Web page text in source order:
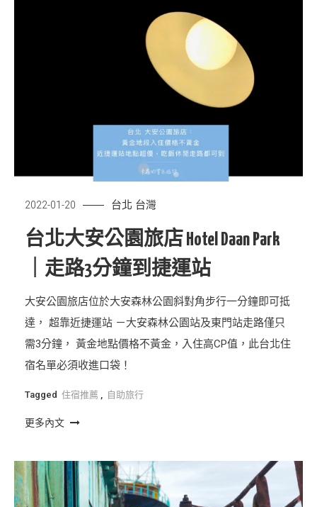
2022-01-20 台北 台灣
台北大安公園旅店 Hotel Daan Park
｜走路3分鐘到捷運站
大安公園旅店位於大安森林公園斜對角步行一分鐘即可抵
達， 超靠近捷運站 －大安森林公園站及東門站走路僅只
需3分鐘， 黃金地點價格不黃金，入住高CP值，此台北住
宿名單必須收進口袋！
Tagged 住宿推薦 自助旅行
更多內文